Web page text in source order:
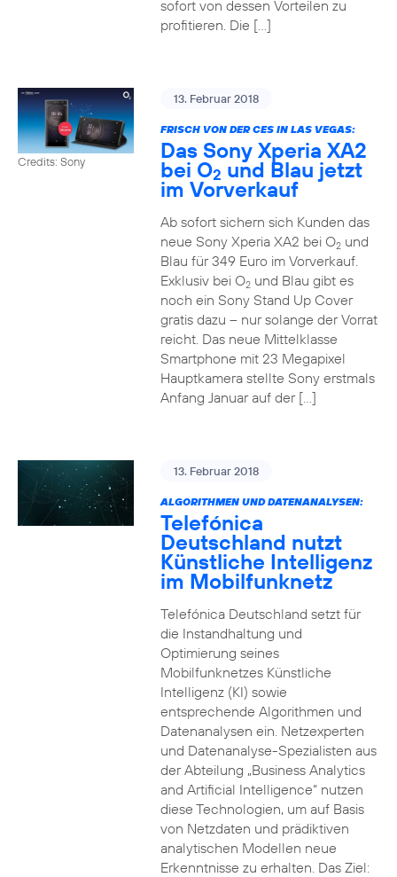
sofort von dessen Vorteilen zu
profitieren. Die […]
Credits: Sony
13. Februar 2018
FRISCH VON DER CES IN LAS VEGAS:
Das Sony Xperia XA2
bei O2 und Blau jetzt
im Vorverkauf
Ab sofort sichern sich Kunden das
neue Sony Xperia XA2 bei O2und
Blau für 349 Euro im Vorverkauf.
Exklusiv bei O2und Blau gibt es
noch ein Sony Stand Up Cover
gratis dazu – nur solange der Vorrat
reicht. Das neue Mittelklasse
Smartphone mit 23 Megapixel
Hauptkamera stellte Sony erstmals
Anfang Januar auf der […]
13. Februar 2018
ALGORITHMEN UND DATENANALYSEN:
Telefónica
Deutschland nutzt
Künstliche Intelligenz
im Mobilfunknetz
Telefónica Deutschland setzt für
die Instandhaltung und
Optimierung seines
Mobilfunknetzes Künstliche
Intelligenz (KI) sowie
entsprechende Algorithmen und
Datenanalysen ein. Netzexperten
und Datenanalyse-Spezialisten aus
der Abteilung „Business Analytics
and Artificial Intelligence“ nutzen
diese Technologien, um auf Basis
von Netzdaten und prädiktiven
analytischen Modellen neue
Erkenntnisse zu erhalten. Das Ziel: